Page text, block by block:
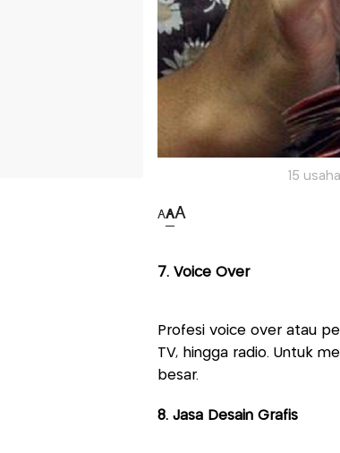
15
AAA
7. Voice Over
Profesi voice over atau
TV, hingga radio. Untuk
besar.
8. Jasa Desain Grafis